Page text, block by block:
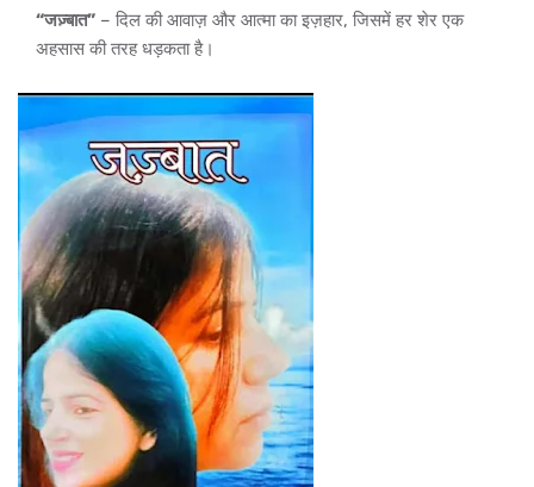
“जज़्बात” – दिल की आवाज़ और आत्मा का इज़हार, जिसमें हर शेर एक
अहसास की तरह धड़कता है।